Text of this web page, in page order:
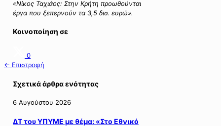
«Νίκος Ταχιάος: Στην Κρήτη προωθούνται
έργα που ξεπερνούν τα 3,5 δισ. ευρώ».
Κοινοποίηση σε
0
← Επιστροφή
Σχετικά άρθρα ενότητας
6 Αυγούστου 2026
ΔΤ του ΥΠΥΜΕ με θέμα: «Στο Εθνικό